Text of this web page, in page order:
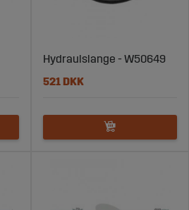
Hydraulslange - W50649
521 DKK